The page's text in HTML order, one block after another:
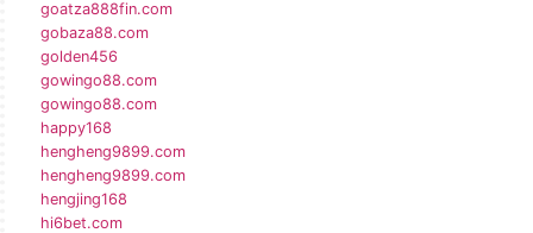
goatza888fin.com
gobaza88.com
golden456
gowingo88.com
gowingo88.com
happy168
hengheng9899.com
hengheng9899.com
hengjing168
hi6bet.com